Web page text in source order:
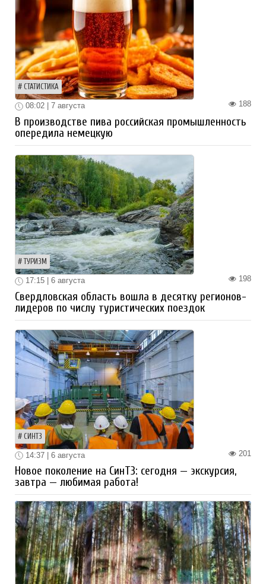
СТАТИСТИКА
188
08:02 | 7 августа
В производстве пива российская промышленность
опередила немецкую
ТУРИЗМ
198
17:15 | 6 августа
Свердловская область вошла в десятку регионов-
лидеров по числу туристических поездок
СИНТЗ
201
14:37 | 6 августа
Новое поколение на СинТЗ: сегодня — экскурсия,
завтра — любимая работа!